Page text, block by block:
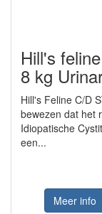
Hill's
8 kg
Hill's Feline C/D
bewezen dat het
Idiopatische
een...
Meer info